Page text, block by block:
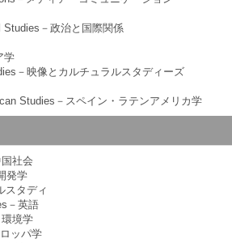
Studies－政治と国際関係
学
－映像とカルチュラルスタディーズ
Studies－スペイン・ラテンアメリカ学
社会
発学
スタディ
－英語
境学
ッパ学